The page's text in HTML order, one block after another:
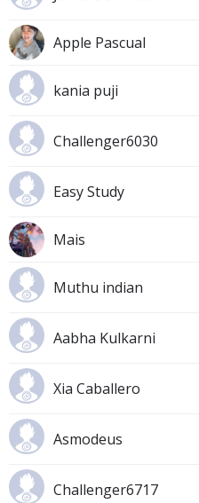
Apple Pascual
kania puji
Challenger6030
Easy Study
Mais
Muthu indian
Aabha Kulkarni
Xia Caballero
Asmodeus
Challenger6717